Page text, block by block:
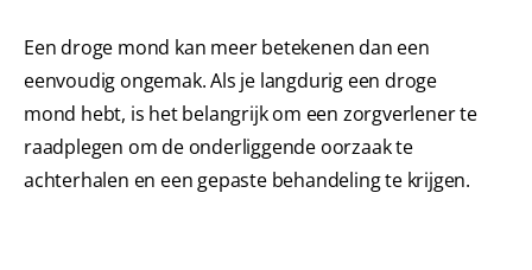
Een droge mond kan meer betekenen dan een
eenvoudig ongemak. Als je langdurig een droge
mond hebt, is het belangrijk om een zorgverlener te
raadplegen om de onderliggende oorzaak te
achterhalen en een gepaste behandeling te krijgen.